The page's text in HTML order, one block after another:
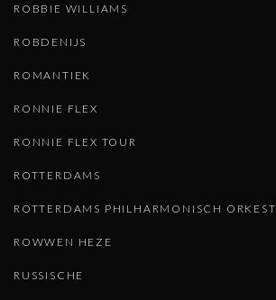
ROBBIE WILLIAMS
ROBDENIJS
ROMANTIEK
RONNIE FLEX
RONNIE FLEX TOUR
ROTTERDAMS
ROTTERDAMS PHILHARMONISCH ORKEST
ROWWEN HEZE
RUSSISCHE